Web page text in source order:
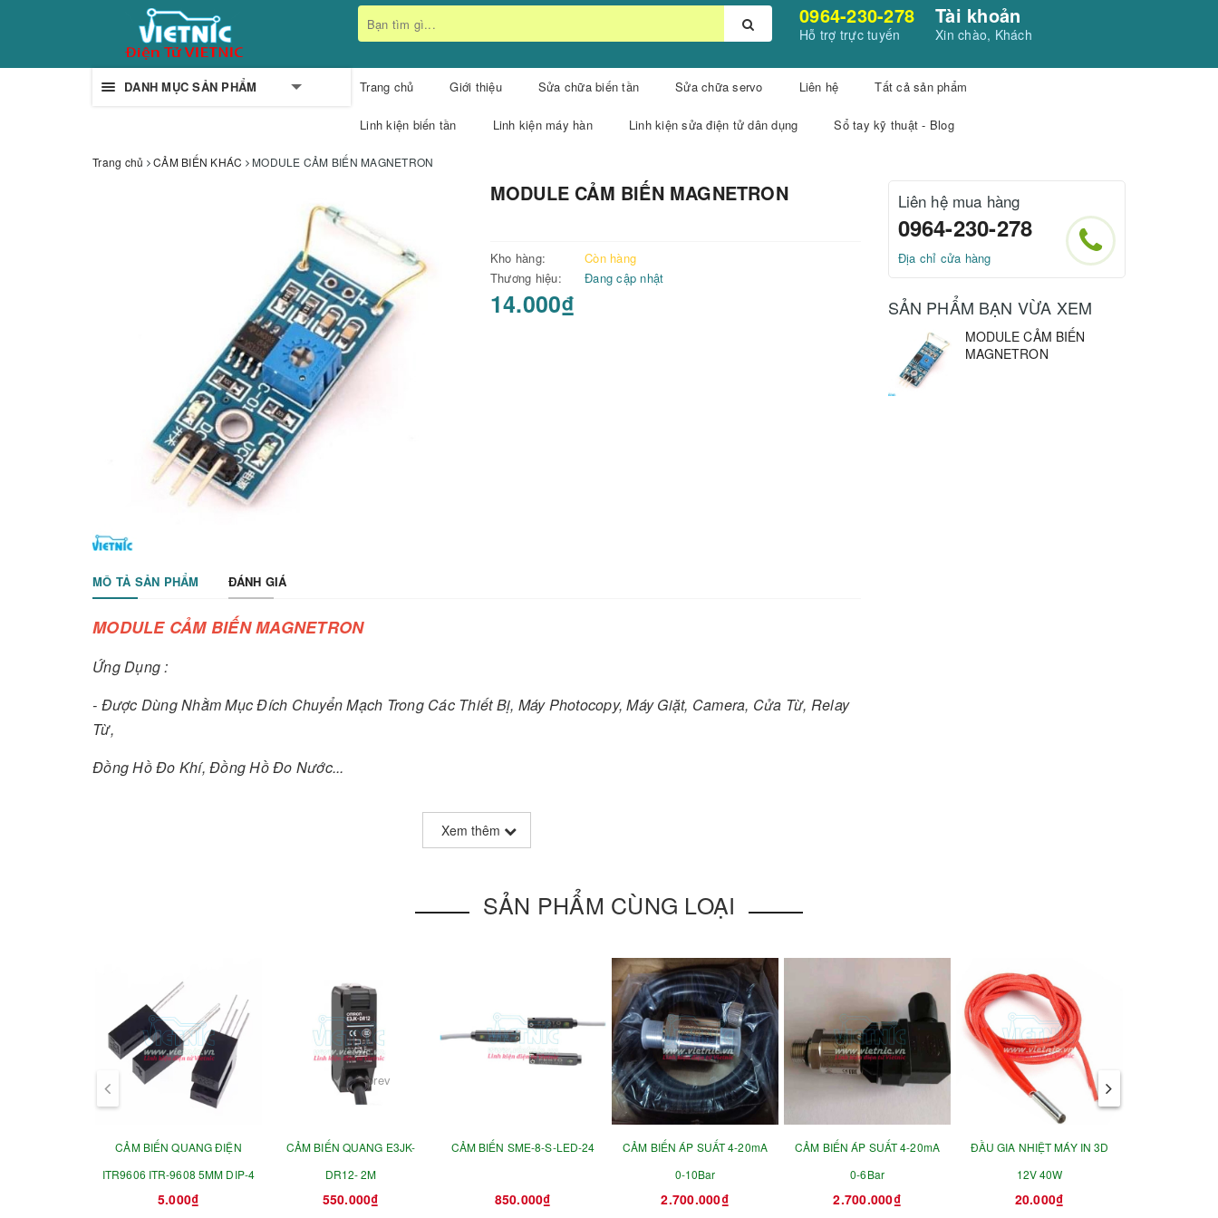
0964-230-278
Hỗ trợ trực tuyến
Tài khoản
Xin chào, Khách
DANH MỤC SẢN PHẨM Trang chủ Giới thiệu Sửa chữa biến tần Sửa chữa servo Liên hệ Tất cả sản phẩm
Linh kiện biến tần Linh kiện máy hàn Linh kiện sửa điện tử dân dụng Sổ tay kỹ thuật - Blog
Trang chủ CẢM BIẾN KHÁC MODULE CẢM BIẾN MAGNETRON
MODULE CẢM BIẾN MAGNETRON
Kho hàng:
Còn hàng
Thương hiệu:
Đang cập nhật
14.000₫
MÔ TẢ SẢN PHẨM ĐÁNH GIÁ
MODULE CẢM BIẾN MAGNETRON
Ứng Dụng :
- Được Dùng Nhằm Mục Đích Chuyển Mạch Trong Các Thiết Bị, Máy Photocopy, Máy Giặt, Camera, Cửa Từ, Relay
Từ,
Đồng Hồ Đo Khí, Đồng Hồ Đo Nước...
Xem thêm
Liên hệ mua hàng
0964-230-278
Địa chỉ cửa hàng
SẢN PHẨM BẠN VỪA XEM
MODULE CẢM BIẾN
MAGNETRON
SẢN PHẨM CÙNG LOẠI
CẢM BIẾN QUANG ĐIỆN
ITR9606 ITR-9608 5MM DIP-4
5.000₫
CẢM BIẾN QUANG E3JK-
DR12- 2M
550.000₫
CẢM BIẾN SME-8-S-LED-24
850.000₫
CẢM BIẾN ÁP SUẤT 4-20mA
0-10Bar
2.700.000₫
CẢM BIẾN ÁP SUẤT 4-20mA
0-6Bar
2.700.000₫
ĐẦU GIA NHIỆT MÁY IN 3D
12V 40W
20.000₫
prev